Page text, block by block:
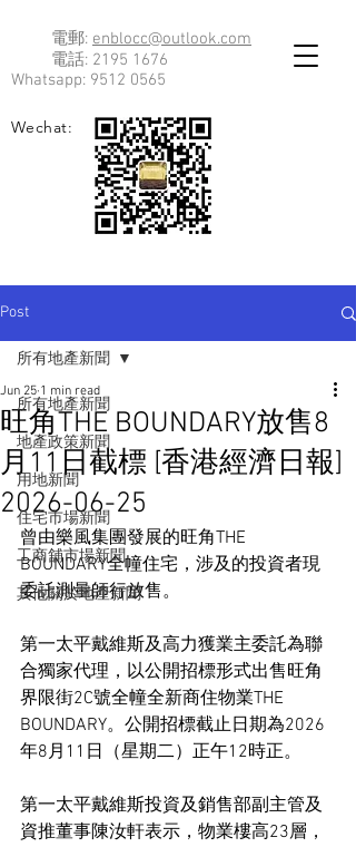
電郵: enblocc@outlook.com
電話: 2195 1676
Whatsapp: 9512 0565
Wechat:
Post
所有地產新聞
地產政策新聞
用地新聞
住宅市場新聞
工商舖市場新聞
其他關於地產新聞
所有地產新聞
旺角THE BOUNDARY放售8
月11日截標 [香港經濟日報]
2026-06-25
Jun 25 1 min read
曾由樂風集團發展的旺角THE
BOUNDARY全幢住宅，涉及的投資者現
委託測量師行放售。
第一太平戴維斯及高力獲業主委託為聯
合獨家代理，以公開招標形式出售旺角
界限街2C號全幢全新商住物業THE
BOUNDARY。公開招標截止日期為2026
年8月11日（星期二）正午12時正。
第一太平戴維斯投資及銷售部副主管及
資推董事陳汝軒表示，物業樓高23層，